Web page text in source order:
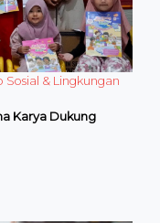
& Lingkungan
Karya Dukung